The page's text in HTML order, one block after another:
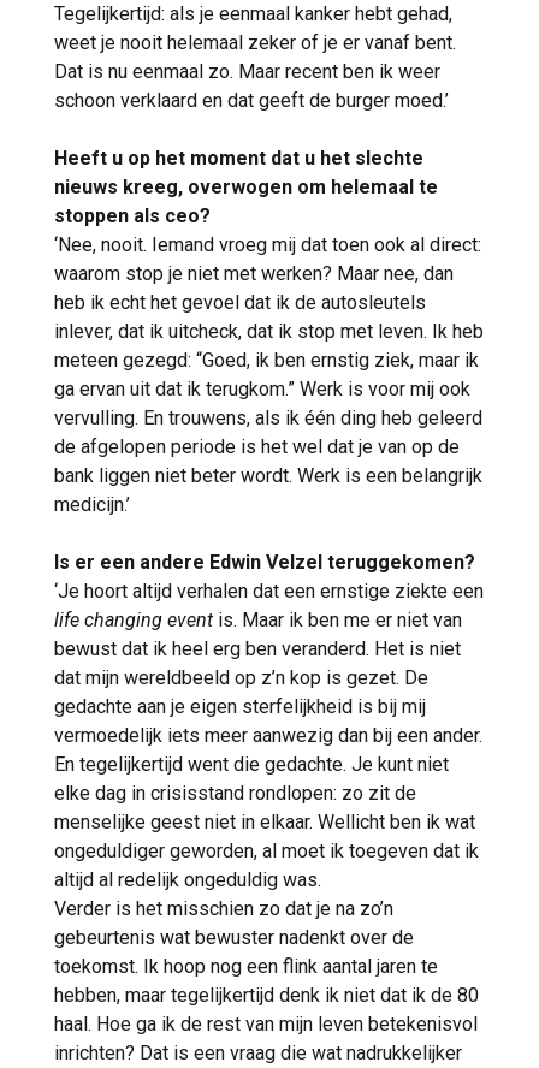
Tegelijkertijd: als je eenmaal kanker hebt gehad,
weet je nooit helemaal zeker of je er vanaf bent.
Dat is nu eenmaal zo. Maar recent ben ik weer
schoon verklaard en dat geeft de burger moed.’
Heeft u op het moment dat u het slechte
nieuws kreeg, overwogen om helemaal te
stoppen als ceo?
‘Nee, nooit. Iemand vroeg mij dat toen ook al direct:
waarom stop je niet met werken? Maar nee, dan
heb ik echt het gevoel dat ik de autosleutels
inlever, dat ik uitcheck, dat ik stop met leven. Ik heb
meteen gezegd: “Goed, ik ben ernstig ziek, maar ik
ga ervan uit dat ik terugkom.” Werk is voor mij ook
vervulling. En trouwens, als ik één ding heb geleerd
de afgelopen periode is het wel dat je van op de
bank liggen niet beter wordt. Werk is een belangrijk
medicijn.’
Is er een andere Edwin Velzel teruggekomen?
‘Je hoort altijd verhalen dat een ernstige ziekte een
life changing event is. Maar ik ben me er niet van
bewust dat ik heel erg ben veranderd. Het is niet
dat mijn wereldbeeld op z’n kop is gezet. De
gedachte aan je eigen sterfelijkheid is bij mij
vermoedelijk iets meer aanwezig dan bij een ander.
En tegelijkertijd went die gedachte. Je kunt niet
elke dag in crisisstand rondlopen: zo zit de
menselijke geest niet in elkaar. Wellicht ben ik wat
ongeduldiger geworden, al moet ik toegeven dat ik
altijd al redelijk ongeduldig was.
Verder is het misschien zo dat je na zo’n
gebeurtenis wat bewuster nadenkt over de
toekomst. Ik hoop nog een flink aantal jaren te
hebben, maar tegelijkertijd denk ik niet dat ik de 80
haal. Hoe ga ik de rest van mijn leven betekenisvol
inrichten? Dat is een vraag die wat nadrukkelijker